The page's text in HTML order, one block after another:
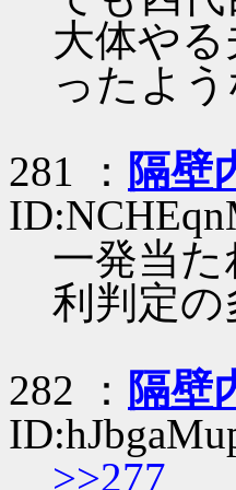
大体や
ったよ
281 ： 隔壁
一発当
利判定
282 ： 隔壁
>>277